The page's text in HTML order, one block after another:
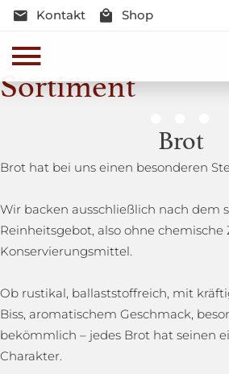
Kontakt Shop
Sortiment
Genussmomente
Herzhaft oder süß - Beste Qualität
Brot
Brot hat bei uns einen besonderen
Wir backen ausschließlich nach dem
Reinheitsgebot, also ohne chemische
Konservierungsmittel.
Ob rustikal, ballaststoffreich, mit
Biss, aromatischem Geschmack,
bekömmlich – jedes Brot hat seinen
Charakter.